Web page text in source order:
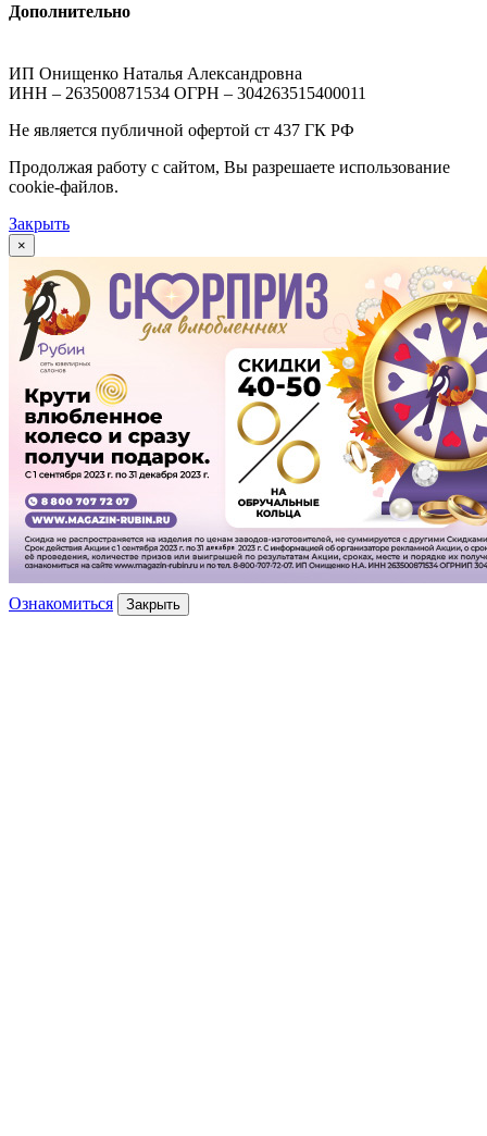
Дополнительно
ИП Онищенко Наталья Александровна
ИНН – 263500871534 ОГРН – 304263515400011
Не является публичной офертой ст 437 ГК РФ
Продолжая работу с сайтом, Вы разрешаете использование
cookie-файлов.
Закрыть
×
Ознакомиться Закрыть